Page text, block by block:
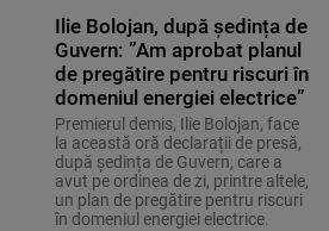
Ilie Bolojan, după ședința de
Guvern: ”Am aprobat planul
de pregătire pentru riscuri în
domeniul energiei electrice”
Premierul demis, Ilie Bolojan, face
la această oră declarații de presă,
după ședința de Guvern, care a
avut pe ordinea de zi, printre altele,
un plan de pregătire pentru riscuri
în domeniul energiei electrice.